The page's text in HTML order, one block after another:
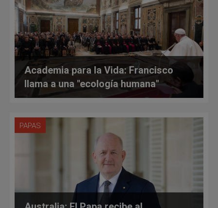
Academia para la Vida: Francisco
llama a una "ecología humana"
PAPAS